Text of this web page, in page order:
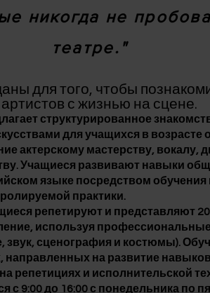
никогда не
театре."
для того, чтобы
артистов с жизнью на сцене.
структурированное
для учащихся в возрасте
актерскому мастерству, вокалу,
Учащиеся развивают навыки
языке посредством
практики.
репетируют и представляют
используя профессиональные
сценография и костюмы).
направленных на развитие
репетициях и исполнительской
с 9:00 до 16:00 с понедельника по